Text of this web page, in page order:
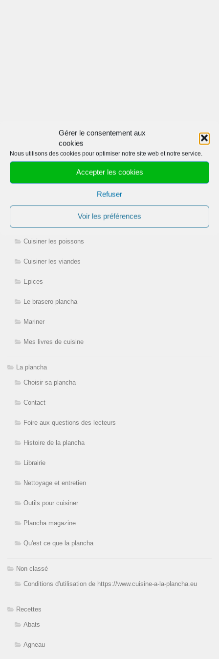
Gérer le consentement aux
cookies
Nous utilisons des cookies pour optimiser notre site web et notre service.
Accepter les cookies
Refuser
Voir les préférences
Cuisiner les légumes
Cuisiner les poissons
Cuisiner les viandes
Epices
Le brasero plancha
Mariner
Mes livres de cuisine
La plancha
Choisir sa plancha
Contact
Foire aux questions des lecteurs
Histoire de la plancha
Librairie
Nettoyage et entretien
Outils pour cuisiner
Plancha magazine
Qu'est ce que la plancha
Non classé
Conditions d'utilisation de https://www.cuisine-a-la-plancha.eu
Recettes
Abats
Agneau